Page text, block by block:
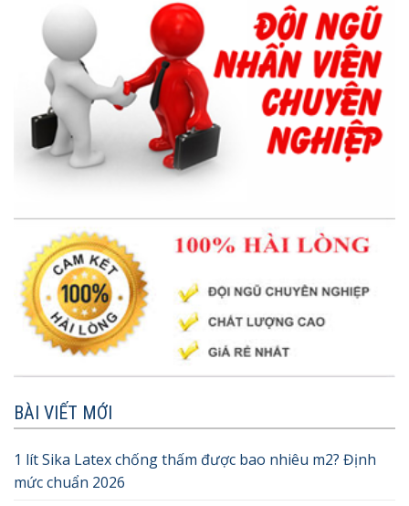
BÀI VIẾT MỚI
1 lít Sika Latex chống thấm được bao nhiêu m2? Định
mức chuẩn 2026